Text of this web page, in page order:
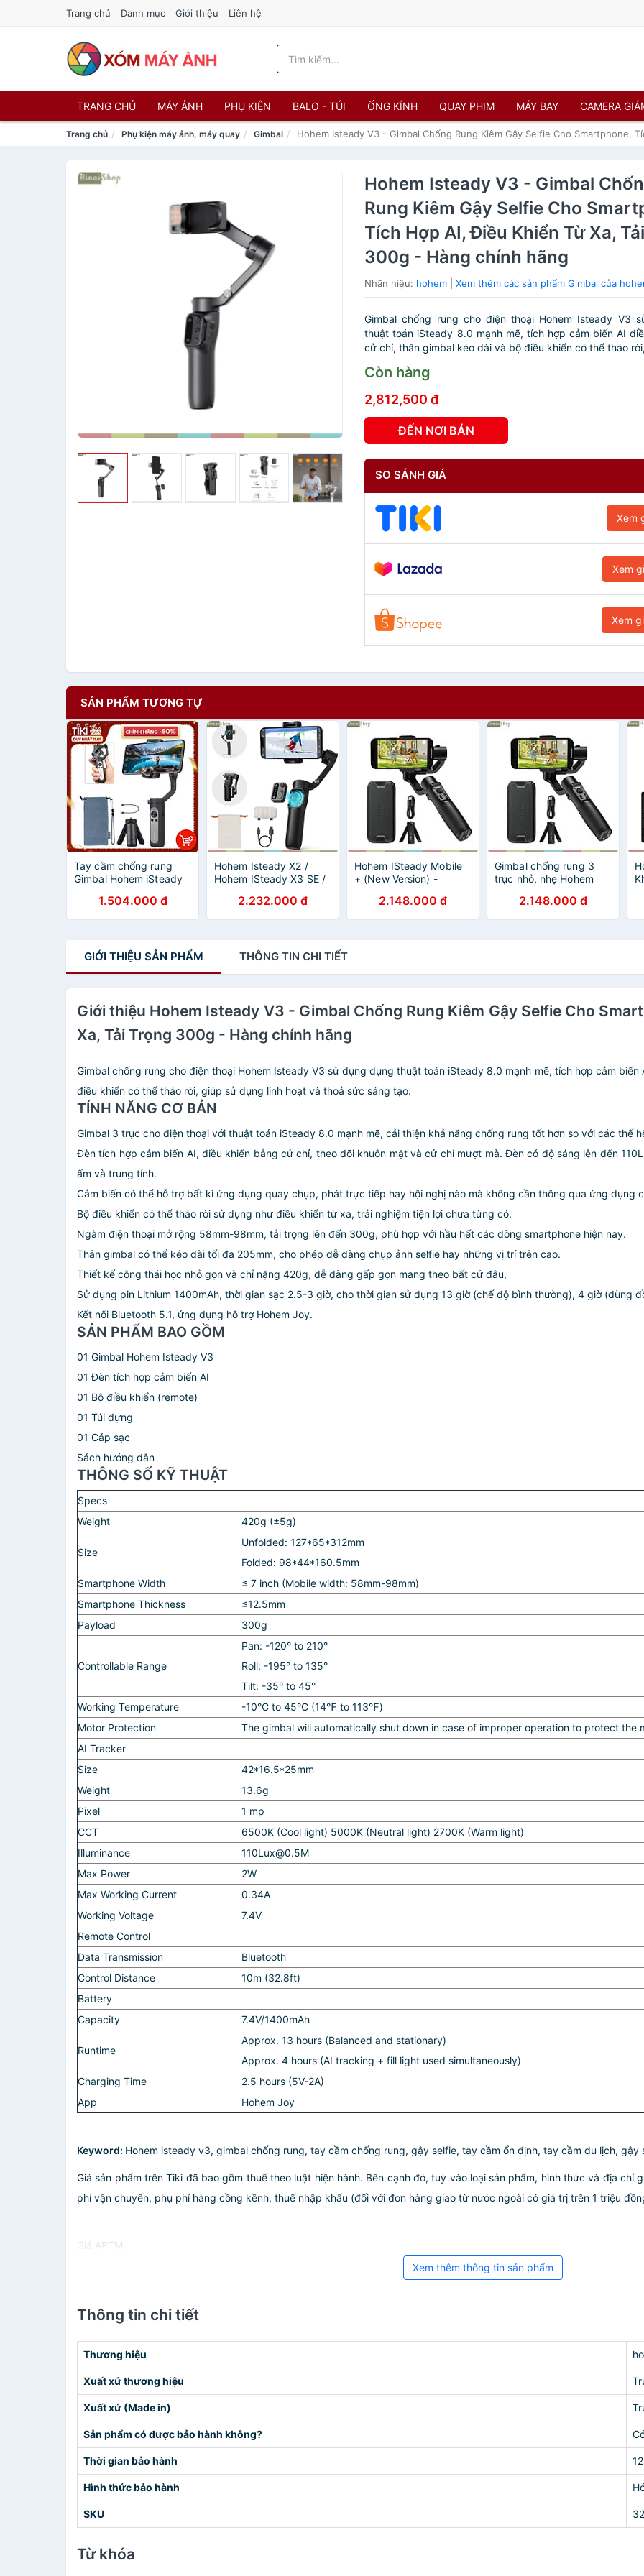
Trang chủ Danh mục Giới thiệu Liên hệ
TRANG CHỦ MÁY ẢNH PHỤ KIỆN BALO - TÚI ỐNG KÍNH QUAY PHIM MÁY BAY CAMERA
Trang chủ Phụ kiện máy ảnh, máy quay Gimbal Hohem Isteady V3 - Gimbal Chống Rung Kiêm Gậy Selfie Cho Smartphone,
Hohem Isteady V3 - Gimbal
Rung Kiêm Gậy Selfie Cho
Tích Hợp AI, Điều Khiển Từ Xa,
300g - Hàng chính hãng
Nhãn hiệu: hohem |Xem thêm các sản phẩm Gimbal của
Gimbal chống rung cho điện thoại Hohem Isteady V3
thuật toán iSteady 8.0 mạnh mẽ, tích hợp cảm biến AI
cử chỉ, thân gimbal kéo dài và bộ điều khiển có thể tháo
Còn hàng
2,812,500 đ
ĐẾN NƠI BÁN
SO SÁNH GIÁ
Xem
Xem
Xem
SẢN PHẨM TƯƠNG TỰ
Tay cầm chống rung
Gimbal Hohem iSteady
3 trục cho điện thoại
nhẹ nhất thế giới - Hàng
1.504.000 đ
Hohem Isteady X2 /
Hohem ISteady X3 SE /
Gimbal | Tay cầm chống
rung có remote điều
Chính Hãng
2.232.000 đ
Hohem ISteady Mobile
+ (New Version) -
Dành Cho Điện Thoại,
Nhận Diện Khuôn Mặt,
2.148.000 đ
Gimbal chống rung 3
trục nhỏ, nhẹ Hohem
hàng chính hãng
2.148.000 đ
GIỚI THIỆU SẢN PHẨM THÔNG TIN CHI TIẾT
Giới thiệu Hohem Isteady V3 - Gimbal Chống Rung Kiêm Gậy Selfie Cho
Xa, Tải Trọng 300g - Hàng chính hãng
Gimbal chống rung cho điện thoại Hohem Isteady V3 sử dụng dụng thuật toán iSteady 8.0 mạnh mẽ, tích hợp cảm
điều khiển có thể tháo rời, giúp sử dụng linh hoạt và thoả sức sáng tạo.
TÍNH NĂNG CƠ BẢN
Gimbal 3 trục cho điện thoại với thuật toán iSteady 8.0 mạnh mẽ, cải thiện khả năng chống rung tốt hơn so với các thế
Đèn tích hợp cảm biến AI, điều khiển bẳng cử chỉ, theo dõi khuôn mặt và cử chỉ mượt mà. Đèn có độ sáng lên đến
ấm và trung tính.
Cảm biến có thể hỗ trợ bất kì ứng dụng quay chụp, phát trực tiếp hay hội nghị nào mà không cần thông qua ứng dụng
Bộ điều khiển có thể tháo rời sử dụng như điều khiển từ xa, trải nghiệm tiện lợi chưa từng có.
Ngàm điện thoại mở rộng 58mm-98mm, tải trọng lên đến 300g, phù hợp với hầu hết các dòng smartphone hiện nay.
Thân gimbal có thể kéo dài tối đa 205mm, cho phép dễ dàng chụp ảnh selfie hay những vị trí trên cao.
Thiết kế công thái học nhỏ gọn và chỉ nặng 420g, dễ dàng gấp gọn mang theo bất cứ đâu,
Sử dụng pin Lithium 1400mAh, thời gian sạc 2.5-3 giờ, cho thời gian sử dụng 13 giờ (chế độ bình thường), 4 giờ (dùng
Kết nối Bluetooth 5.1, ứng dụng hỗ trợ Hohem Joy.
SẢN PHẨM BAO GỒM
01 Gimbal Hohem Isteady V3
01 Đèn tích hợp cảm biến AI
01 Bộ điều khiển (remote)
01 Túi đựng
01 Cáp sạc
Sách hướng dẫn
THÔNG SỐ KỸ THUẬT
Specs
Weight
420g (±5g)
Size
Unfolded: 127*65*312mm
Folded: 98*44*160.5mm
Smartphone Width
≤ 7 inch (Mobile width: 58mm-98mm)
Smartphone Thickness
≤12.5mm
Payload
300g
Controllable Range
Pan: -120° to 210°
Roll: -195° to 135°
Tilt: -35° to 45°
Working Temperature
-10°C to 45°C (14℉ to 113℉)
Motor Protection
The gimbal will automatically shut down in case of improper operation to protect the
AI Tracker
Size
42*16.5*25mm
Weight
13.6g
Pixel
1 mp
CCT
6500K (Cool light) 5000K (Neutral light) 2700K (Warm light)
Illuminance
110Lux@0.5M
Max Power
2W
Max Working Current
0.34A
Working Voltage
7.4V
Remote Control
Data Transmission
Bluetooth
Control Distance
10m (32.8ft)
Battery
Capacity
7.4V/1400mAh
Runtime
Approx. 13 hours (Balanced and stationary)
Approx. 4 hours (AI tracking + fill light used simultaneously)
Charging Time
2.5 hours (5V-2A)
App
Hohem Joy
Keyword: Hohem isteady v3, gimbal chống rung, tay cầm chống rung, gậy selfie, tay cầm ổn định, tay cầm du lịch,
Giá sản phẩm trên Tiki đã bao gồm thuế theo luật hiện hành. Bên cạnh đó, tuỳ vào loại sản phẩm, hình thức và địa chỉ
phí vận chuyển, phụ phí hàng cồng kềnh, thuế nhập khẩu (đối với đơn hàng giao từ nước ngoài có giá trị trên 1 triệu
Giá APTM
Xem thêm thông tin sản phẩm
Thông tin chi tiết
Thương hiệu
Xuất xứ thương hiệu
Xuất xứ (Made in)
Sản phẩm có được bảo hành không?
Thời gian bảo hành
Hình thức bảo hành
SKU
Từ khóa